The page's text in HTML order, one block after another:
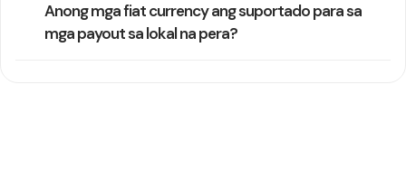
Anong mga fiat currency ang suportado para sa
mga payout sa lokal na pera?